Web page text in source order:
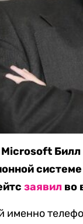
Билл
заявил во
именно